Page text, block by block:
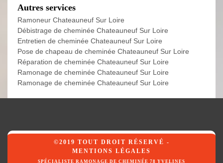
Autres services
Ramoneur Chateauneuf Sur Loire
Débistrage de cheminée Chateauneuf Sur Loire
Entretien de cheminée Chateauneuf Sur Loire
Pose de chapeau de cheminée Chateauneuf Sur Loire
Réparation de cheminée Chateauneuf Sur Loire
Ramonage de cheminée Chateauneuf Sur Loire
Ramonage de cheminée Chateauneuf Sur Loire
©2019 TOUT DROIT RÉSERVÉ -
MENTIONS LÉGALES
SPÉCIALISTE RAMONAGE DE CHEMINÉE 78 YVELINES